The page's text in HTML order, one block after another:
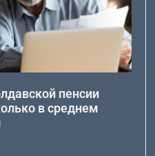
пенсии
в среднем